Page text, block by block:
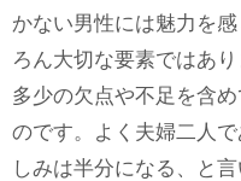
かない男性には魅力を
ろん大切な要素ではあ
多少の欠点や不足を含
のです。よく夫婦二人
しみは半分になる、と